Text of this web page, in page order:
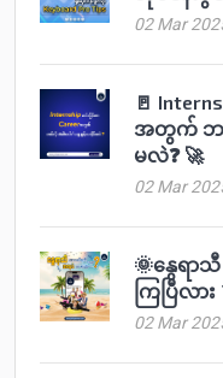
02 Mar
🚪
အတွက် ဘယ်
မလဲ❓ 🚀
02 Mar
🌞နွေရာ
ကြပြီလား
02 Mar